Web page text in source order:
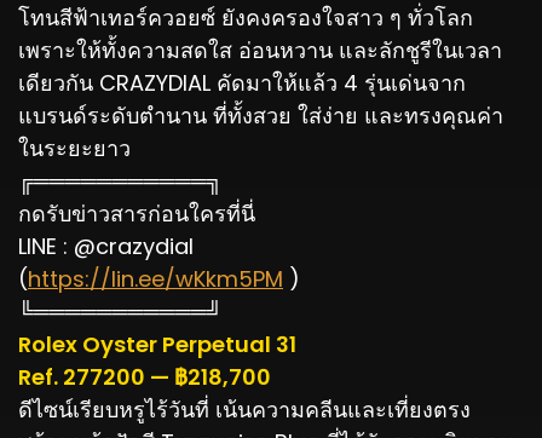
โทนสีฟ้าเทอร์ควอยซ์ ยังคงครองใจสาว ๆ ทั่วโลก
เพราะให้ทั้งความสดใส อ่อนหวาน และลักชูรีในเวลา
เดียวกัน CRAZYDIAL คัดมาให้แล้ว 4 รุ่นเด่นจาก
แบรนด์ระดับตำนาน ที่ทั้งสวย ใส่ง่าย และทรงคุณค่า
ในระยะยาว
╔═══════════╗
กดรับข่าวสารก่อนใครที่นี่
LINE : @crazydial
(https://lin.ee/wKkm5PM )
╚═══════════╝
Rolex Oyster Perpetual 31
Ref. 277200 — ฿218,700
ดีไซน์เรียบหรูไร้วันที่ เน้นความคลีนและเที่ยงตรง